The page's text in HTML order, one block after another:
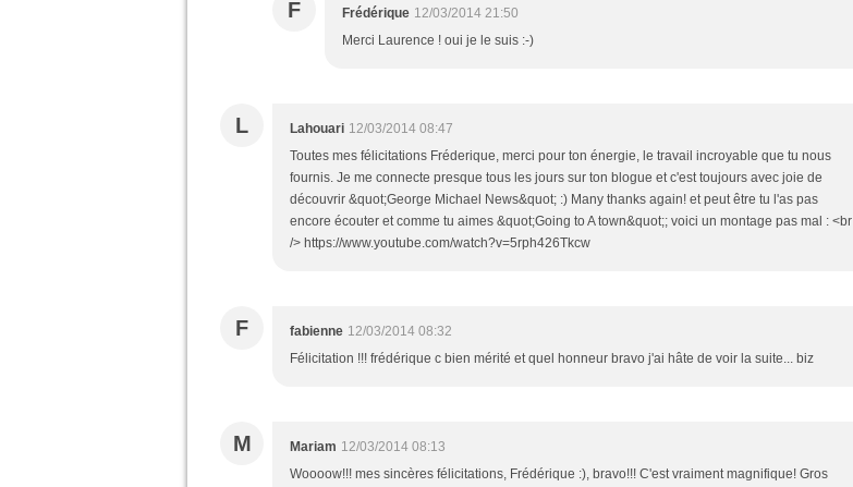
F Frédérique 12/03/2014 21:50
Merci Laurence ! oui je le suis :-)
L Lahouari 12/03/2014 08:47
Toutes mes félicitations Fréderique, merci pour ton énergie, le travail incroyable que tu nous
fournis. Je me connecte presque tous les jours sur ton blogue et c'est toujours avec joie de
découvrir &quot;George Michael News&quot; :) Many thanks again! et peut être tu l'as pas
encore écouter et comme tu aimes &quot;Going to A town&quot;; voici un montage pas mal : <br
/> https://www.youtube.com/watch?v=5rph426Tkcw
F fabienne 12/03/2014 08:32
Félicitation !!! frédérique c bien mérité et quel honneur bravo j'ai hâte de voir la suite... biz
M Mariam 12/03/2014 08:13
Woooow!!! mes sincères félicitations, Frédérique :), bravo!!! C'est vraiment magnifique! Gros